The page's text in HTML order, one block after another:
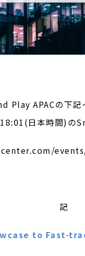
APACの下記
日本時間)の
記
to Fast-